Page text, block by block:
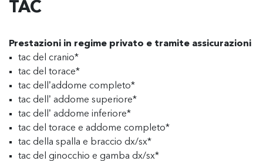
TAC
Prestazioni in regime privato e tramite assicurazioni
tac del cranio*
tac del torace*
tac dell’addome completo*
tac dell’ addome superiore*
tac dell’ addome inferiore*
tac del torace e addome completo*
tac della spalla e braccio dx/sx*
tac del ginocchio e gamba dx/sx*